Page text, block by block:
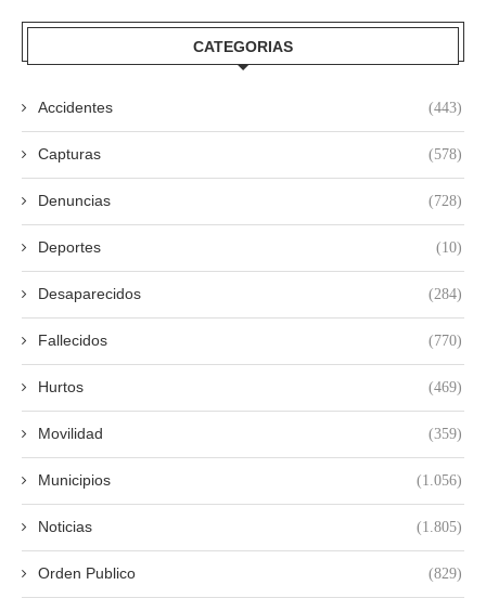
CATEGORIAS
Accidentes (443)
Capturas (578)
Denuncias (728)
Deportes (10)
Desaparecidos (284)
Fallecidos (770)
Hurtos (469)
Movilidad (359)
Municipios (1.056)
Noticias (1.805)
Orden Publico (829)